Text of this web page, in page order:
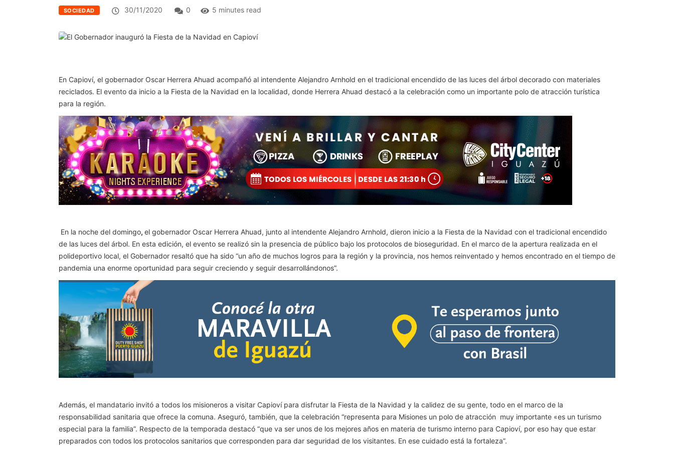
SOCIEDAD 30/11/2020 0 5 minutes read
En Capioví, el gobernador Oscar Herrera Ahuad acompañó al intendente Alejandro Arnhold en el tradicional encendido de las luces del árbol decorado con materiales
reciclados. El evento da inicio a la Fiesta de la Navidad en la localidad, donde Herrera Ahuad destacó a la celebración como un importante polo de atracción turística
para la región.
En la noche del domingo, el gobernador Oscar Herrera Ahuad, junto al intendente Alejandro Arnhold, dieron inicio a la Fiesta de la Navidad con el tradicional encendido
de las luces del árbol. En esta edición, el evento se realizó sin la presencia de público bajo los protocolos de bioseguridad. En el marco de la apertura realizada en el
polideportivo local, el Gobernador resaltó que ha sido “un año de muchos logros para la región y la provincia, nos hemos reinventado y hemos encontrado en el tiempo de
pandemia una enorme oportunidad para seguir creciendo y seguir desarrollándonos”.
Además, el mandatario invitó a todos los misioneros a visitar Capioví para disfrutar la Fiesta de la Navidad y la calidez de su gente, todo en el marco de la
responsabilidad sanitaria que ofrece la comuna. Aseguró, también, que la celebración “representa para Misiones un polo de atracción muy importante «es un turismo
especial para la familia”. Respecto de la temporada destacó “que va ser unos de los mejores años en materia de turismo interno para Capioví, por eso hay que estar
preparados con todos los protocolos sanitarios que corresponden para dar seguridad de los visitantes. En ese cuidado está la fortaleza”.